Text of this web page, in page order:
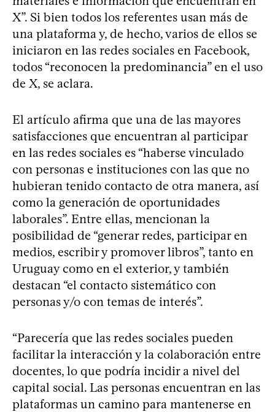
X”. Si bien todos los referentes usan más de
una plataforma y, de hecho, varios de ellos se
iniciaron en las redes sociales en Facebook,
todos “reconocen la predominancia” en el uso
de X, se aclara.
El artículo afirma que una de las mayores
satisfacciones que encuentran al participar
en las redes sociales es “haberse vinculado
con personas e instituciones con las que no
hubieran tenido contacto de otra manera, así
como la generación de oportunidades
laborales”. Entre ellas, mencionan la
posibilidad de “generar redes, participar en
medios, escribir y promover libros”, tanto en
Uruguay como en el exterior, y también
destacan “el contacto sistemático con
personas y/o con temas de interés”.
“Parecería que las redes sociales pueden
facilitar la interacción y la colaboración entre
docentes, lo que podría incidir a nivel del
capital social. Las personas encuentran en las
plataformas un camino para mantenerse en